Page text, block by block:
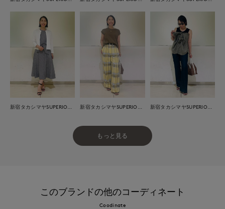
もっと見る
このブランドの他のコーディネート
Coodinate